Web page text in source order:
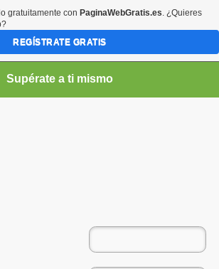
Supérate a ti mismo
gratuitamente con PaginaWebGratis.es. ¿Quieres
REGÍSTRATE GRATIS